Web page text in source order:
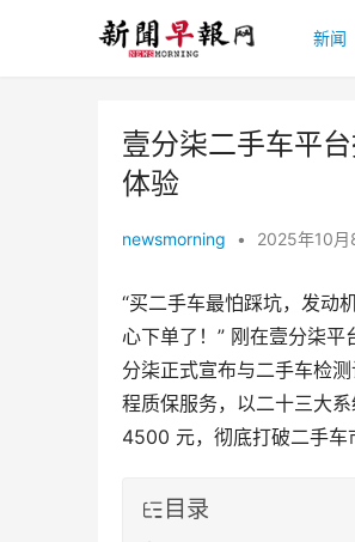
新闻
壹分柒二手车平
体验
newsmorning • 2025年10月
“买二手车最怕踩坑，发动
心下单了！” 刚在壹分柒
分柒正式宣布与二手车检
程质保服务，以二十三大
4500 元，彻底打破二手车
目录